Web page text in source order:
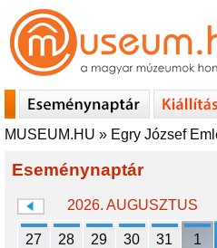
MUSEUM.HU » Egry József
Eseménynaptár
2026. AUGUSZTUS
27 28 29 30 31 1